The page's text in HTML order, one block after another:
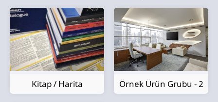
Kitap / Harita Örnek Ürün Grubu - 2